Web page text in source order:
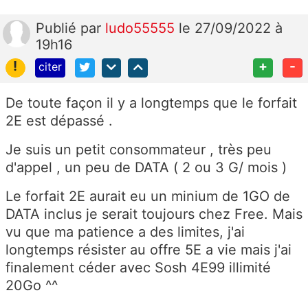
Publié par ludo55555 le 27/09/2022 à
19h16
!
citer + -
De toute façon il y a longtemps que le forfait
2E est dépassé .
Je suis un petit consommateur , très peu
d'appel , un peu de DATA ( 2 ou 3 G/ mois )
Le forfait 2E aurait eu un minium de 1GO de
DATA inclus je serait toujours chez Free. Mais
vu que ma patience a des limites, j'ai
longtemps résister au offre 5E a vie mais j'ai
finalement céder avec Sosh 4E99 illimité
20Go ^^